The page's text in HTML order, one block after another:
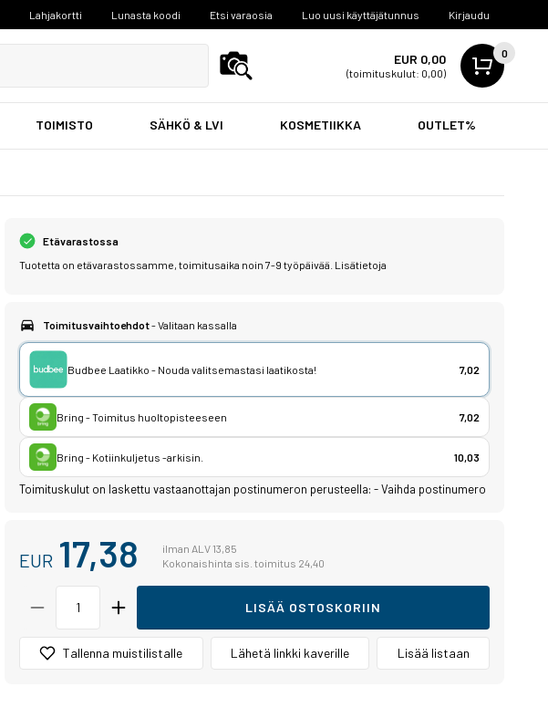
Lahjakortti Lunasta koodi Etsi varaosia Luo uusi käyttäjätunnus Kirjaudu
EUR 0,00
(toimituskulut: 0,00)
0
TOIMISTO SÄHKÖ & LVI KOSMETIIKKA OUTLET%
Etävarastossa
Tuotetta on etävarastossamme, toimitusaika noin 7-9 työpäivää. Lisätietoja
Toimitusvaihtoehdot- Valitaan kassalla
Budbee Laatikko - Nouda valitsemastasi laatikosta! 7,02
Bring - Toimitus huoltopisteeseen 7,02
Bring - Kotiinkuljetus -arkisin. 10,03
Toimituskulut on laskettu vastaanottajan postinumeron perusteella: -Vaihda postinumero
EUR 17,38
ilman ALV 13,85
Kokonaishinta sis. toimitus 24,40
LISÄÄ OSTOSKORIIN
Tallenna muistilistalle Lähetä linkki kaverille Lisää listaan